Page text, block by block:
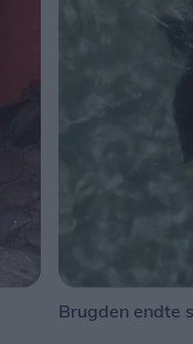
Brugden endte